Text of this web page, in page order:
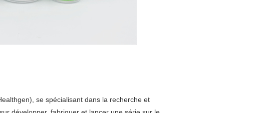
se spécialisant dans la recherche et